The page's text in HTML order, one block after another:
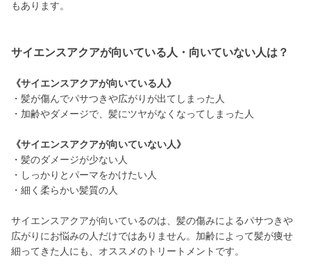
もあります。
サイエンスアクアが向いている人・向いていない人は？
《サイエンスアクアが向いている人》
・髪が傷んでパサつきや広がりが出てしまった人
・加齢やダメージで、髪にツヤがなくなってしまった人
《サイエンスアクアが向いていない人》
・髪のダメージが少ない人
・しっかりとパーマをかけたい人
・細く柔らかい髪質の人
サイエンスアクアが向いているのは、髪の傷みによるパサつきや
広がりにお悩みの人だけではありません。加齢によって髪が痩せ
細ってきた人にも、オススメのトリートメントです。